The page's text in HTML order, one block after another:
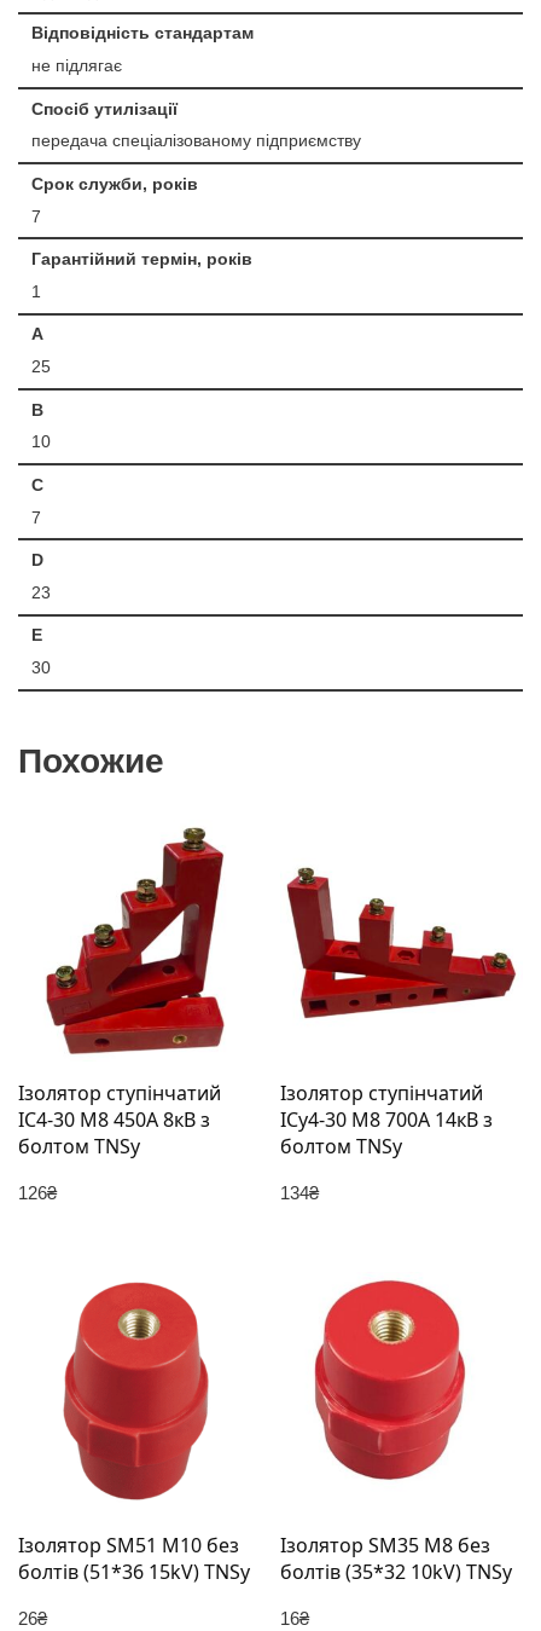
Відповідність стандартам
не підлягає
Спосіб утилізації
передача спеціалізованому підприємству
Срок служби, років
7
Гарантійний термін, років
1
A
25
B
10
C
7
D
23
E
30
Похожие
Ізолятор ступінчатий
ІС4-30 М8 450А 8кВ з
болтом TNSy
126₴
Ізолятор ступінчатий
ІСу4-30 М8 700А 14кВ з
болтом TNSy
134₴
Ізолятор SM51 М10 без
болтів (51*36 15kV) TNSy
26₴
Ізолятор SM35 М8 без
болтів (35*32 10kV) TNSy
16₴